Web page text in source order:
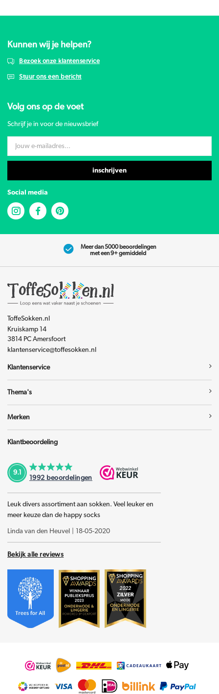
Kunnen wij je helpen?
Bezoek onze klantenservice
Stuur ons een bericht
Volg ons op de voet
Schrijf je in voor de nieuwsbrief
inschrijven
Social media
Meer dan 5000 beoordelingen
met een 9+ gemiddeld
ToffeSokken.nl
Kruiskamp 14
3814 PC Amersfoort
klantenservice@toffesokken.nl
Klantenservice
Thema's
Merken
Klantbeoordeling
9.1
1992 beoordelingen
Leuk divers assortiment aan sokken. Veel leuker en
meer keuze dan de happy socks
Linda van den Heuvel 18-05-2020
Bekijk alle reviews